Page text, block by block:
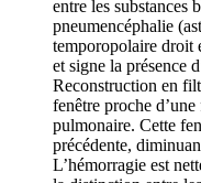
entre les substances
pneumencéphalie
temporopolaire droit
et signe la présence
Reconstruction en
fenêtre proche
pulmonaire. Cette
précédente,
L’hémorragie est